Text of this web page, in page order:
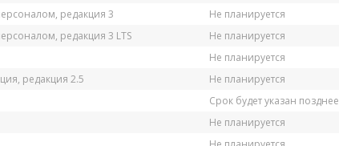
редакция 3
Не планируется
редакция 3 LTS
Не планируется
Не планируется
редакция 2.5
Не планируется
Срок будет указан позднее
Не планируется